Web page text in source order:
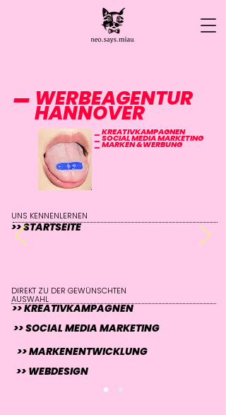
WERBEAGENTUR
HANNOVER
_ KREATIVKAMPAGNEN
_ SOCIAL MEDIA MARKETING
_ MARKEN &WERBUNG
UNS KENNENLERNEN
>> STARTSEITE
DIREKT ZU DER GEWÜNSCHTEN
AUSWAHL
>> KREATIVKAMPAGNEN
>> SOCIAL MEDIA MARKETING
>> MARKENENTWICKLUNG
>> WEBDESIGN